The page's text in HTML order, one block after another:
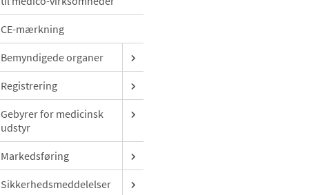
CE-mærkning
Bemyndigede organer
Registrering
Gebyrer for medicinsk
udstyr
Markedsføring
Sikkerhedsmeddelelser